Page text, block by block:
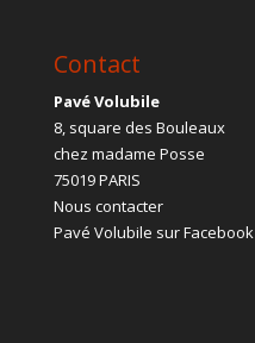
Contact
Pavé Volubile
8, square des Bouleaux
chez madame Posse
75019 PARIS
Nous contacter
Pavé Volubile sur Facebook